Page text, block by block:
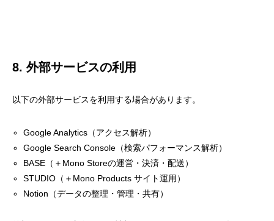
8. 外部サービスの利用
以下の外部サービスを利用する場合があります。
Google Analytics（アクセス解析）
Google Search Console（検索パフォーマンス解析）
BASE（＋Mono Storeの運営・決済・配送）
STUDIO（＋Mono Products サイト運用）
Notion（データの整理・管理・共有）